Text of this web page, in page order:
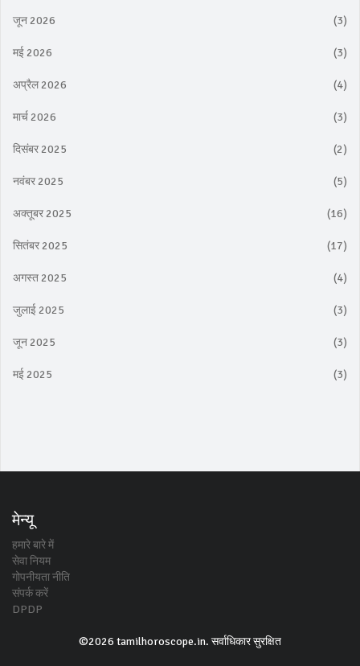
जून 2026 (3)
मई 2026 (3)
अप्रैल 2026 (4)
मार्च 2026 (3)
दिसंबर 2025 (2)
नवंबर 2025 (5)
अक्तूबर 2025 (16)
सितंबर 2025 (17)
अगस्त 2025 (4)
जुलाई 2025 (3)
जून 2025 (3)
मई 2025 (3)
मेन्यू
हमारे बारे में
सेवा नियम
गोपनीयता नीति
संपर्क करें
DPDP
©2026 tamilhoroscope.in. सर्वाधिकार सुरक्षित